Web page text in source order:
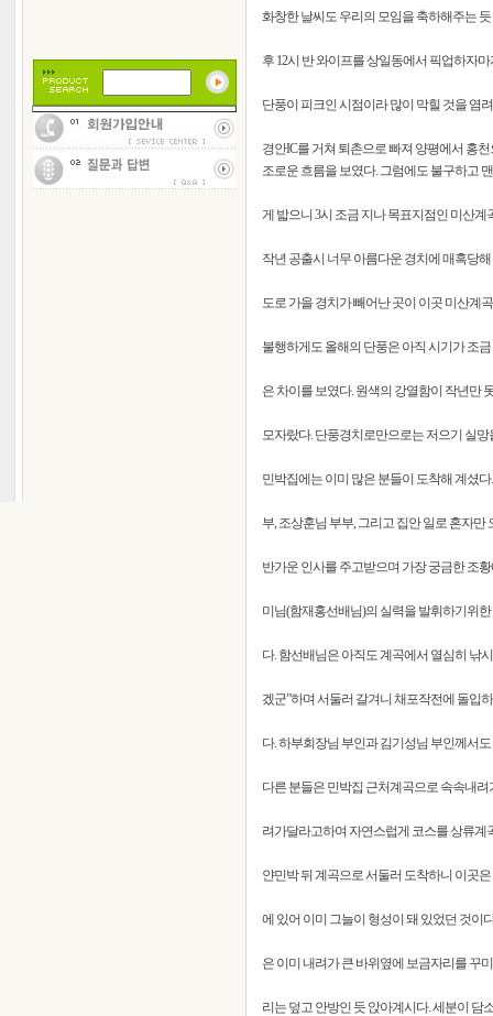
화창한 날씨도 우리의 모임을 축하해주는
후 12시 반 와이프를 상일동에서 픽업하자
단풍이 피크인 시점이라 많이 막힐 것을 염
경안IC를 거쳐 퇴촌으로 빠져 양평에서 홍
조로운 흐름을 보였다. 그럼에도 불구하고
게 밟으니 3시 조금 지나 목표지점인 미산계
작년 공출시 너무 아름다운 경치에 매혹당
도로 가을 경치가 빼어난 곳이 이곳 미산계
불행하게도 올해의 단풍은 아직 시기가 조
은 차이를 보였다. 원색의 강열함이 작년만
모자랐다. 단풍경치로만으로는 저으기 실망
민박집에는 이미 많은 분들이 도착해 계셨
부, 조상훈님 부부, 그리고 집안 일로 혼자만
반가운 인사를 주고받으며 가장 궁금한 조
미님(함재홍선배님)의 실력을 발휘하기위
다. 함선배님은 아직도 계곡에서 열심히 낚
겠군”하며 서둘러 갈겨니 채포작전에 돌입
다. 하부회장님 부인과 김기성님 부인께서
다른 분들은 민박집 근처계곡으로 속속내
려가달라고하여 자연스럽게 코스를 상류계
얀민박 뒤 계곡으로 서둘러 도착하니 이곳
에 있어 이미 그늘이 형성이 돼 있었던 것이
은 이미 내려가 큰 바위옆에 보금자리를 꾸
리는 덮고 안방인 듯 앉아계시다. 세분이 담